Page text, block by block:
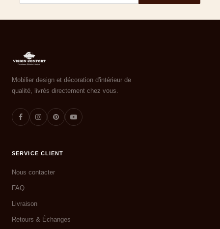
Mobilier design et décoration d'intérieur de
qualité, livrés directement chez vous.
SERVICE CLIENT
Nous contacter
FAQ
Livraison
Retours & Échanges